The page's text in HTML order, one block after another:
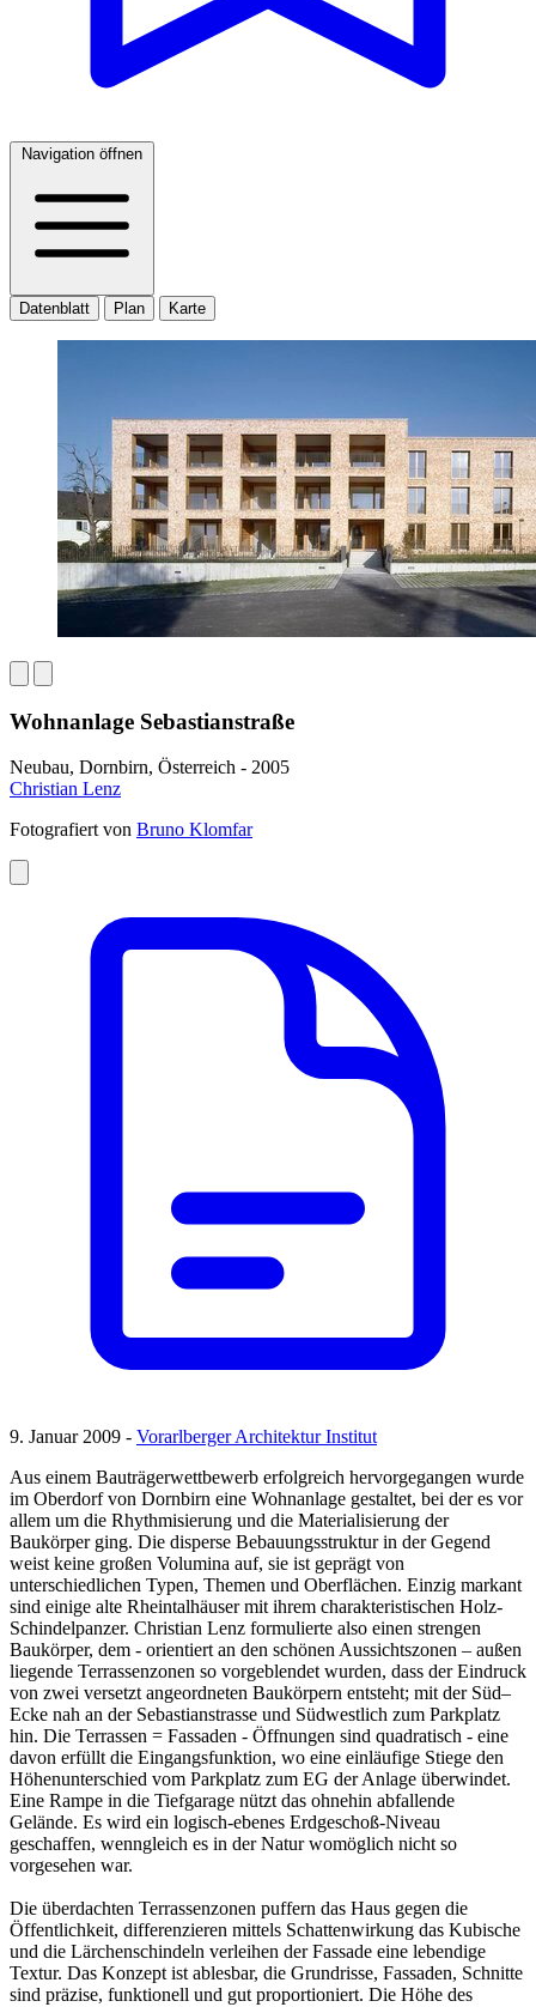
Navigation öffnen
Datenblatt Plan Karte
Wohnanlage Sebastianstraße
Neubau, Dornbirn, Österreich - 2005
Christian Lenz
Fotografiert von Bruno Klomfar
9. Januar 2009 - Vorarlberger Architektur Institut
Aus einem Bauträgerwettbewerb erfolgreich hervorgegangen wurde
im Oberdorf von Dornbirn eine Wohnanlage gestaltet, bei der es vor
allem um die Rhythmisierung und die Materialisierung der
Baukörper ging. Die disperse Bebauungsstruktur in der Gegend
weist keine großen Volumina auf, sie ist geprägt von
unterschiedlichen Typen, Themen und Oberflächen. Einzig markant
sind einige alte Rheintalhäuser mit ihrem charakteristischen Holz-
Schindelpanzer. Christian Lenz formulierte also einen strengen
Baukörper, dem - orientiert an den schönen Aussichtszonen – außen
liegende Terrassenzonen so vorgeblendet wurden, dass der Eindruck
von zwei versetzt angeordneten Baukörpern entsteht; mit der Süd–
Ecke nah an der Sebastianstrasse und Südwestlich zum Parkplatz
hin. Die Terrassen = Fassaden - Öffnungen sind quadratisch - eine
davon erfüllt die Eingangsfunktion, wo eine einläufige Stiege den
Höhenunterschied vom Parkplatz zum EG der Anlage überwindet.
Eine Rampe in die Tiefgarage nützt das ohnehin abfallende
Gelände. Es wird ein logisch-ebenes Erdgeschoß-Niveau
geschaffen, wenngleich es in der Natur womöglich nicht so
vorgesehen war.
Die überdachten Terrassenzonen puffern das Haus gegen die
Öffentlichkeit, differenzieren mittels Schattenwirkung das Kubische
und die Lärchenschindeln verleihen der Fassade eine lebendige
Textur. Das Konzept ist ablesbar, die Grundrisse, Fassaden, Schnitte
sind präzise, funktionell und gut proportioniert. Die Höhe des